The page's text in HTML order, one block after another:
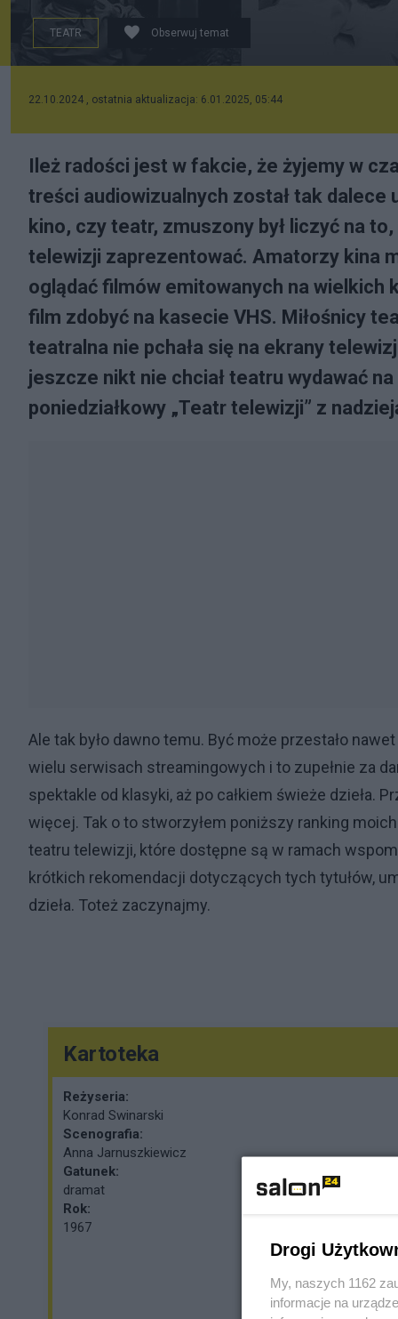
TEATR Obserwuj temat
22.10.2024 , ostatnia aktualizacja: 6.01.2025, 05:44
Ileż radości jest w fakcie, że żyjemy w
treści audiowizualnych został tak dalece
kino, czy teatr, zmuszony był liczyć na
telewizji zaprezentować. Amatorzy kina
oglądać filmów emitowanych na wielkich
film zdobyć na kasecie VHS. Miłośnicy
teatralna nie pchała się na ekrany
jeszcze nikt nie chciał teatru wydawać
poniedziałkowy „Teatr telewizji” z
Ale tak było dawno temu. Być może przestało
wielu serwisach streamingowych i to zupełnie za
spektakle od klasyki, aż po całkiem świeże dzieła.
więcej. Tak o to stworzyłem poniższy ranking
teatru telewizji, które dostępne są w ramach
krótkich rekomendacji dotyczących tych tytułów,
dzieła. Toteż zaczynajmy.
Kartoteka
Reżyseria:
Konrad Swinarski
Scenografia:
Anna Jarnuszkiewicz
Gatunek:
dramat
Rok:
1967
Drogi
My, naszych 1162
informacje na